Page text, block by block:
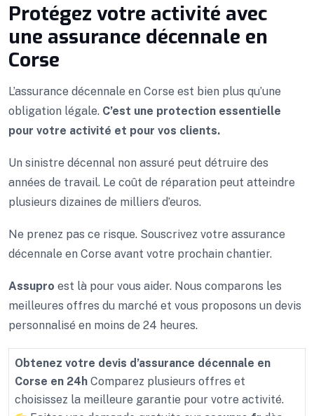
Protégez votre activité avec
une assurance décennale en
Corse
L’assurance décennale en Corse est bien plus qu’une
obligation légale. C’est une protection essentielle
pour votre activité et pour vos clients.
Un sinistre décennal non assuré peut détruire des
années de travail. Le coût de réparation peut atteindre
plusieurs dizaines de milliers d’euros.
Ne prenez pas ce risque. Souscrivez votre assurance
décennale en Corse avant votre prochain chantier.
Assupro est là pour vous aider. Nous comparons les
meilleures offres du marché et vous proposons un devis
personnalisé en moins de 24 heures.
Obtenez votre devis d’assurance décennale en
Corse en 24h Comparez plusieurs offres et
choisissez la meilleure garantie pour votre activité.